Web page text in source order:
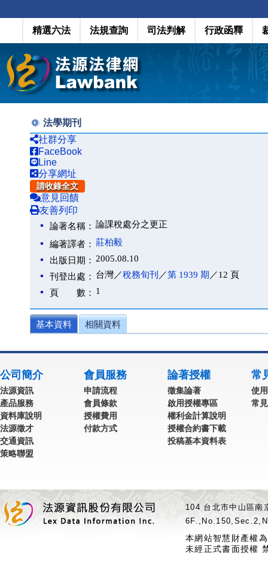
精選六法 法規查詢 司法判解 行政函釋
法學期刊
社群分享
FaceBook
Line
分享網址
請收錄全文
意見回饋
友善列印
論著名稱： 論課稅處分之更正
編著譯者： 莊柏毅
出版日期： 2005.08.10
刊登出處： 台灣／稅務旬刊 ／第 1939 期 ／12 頁
頁 數： 1
基本資料 相關資料
公司簡介
法源資訊
產品服務
資料庫說明
法源徵才
交通資訊
策略聯盟
會員服務
申請流程
會員條款
授權費用
付款方式
論著授權
徵集論著
啟用授權專區
權利金計算說明
授權合約書下載
投稿基本資料表
常
使
常
104 台北市中山區
本網站智慧財產權
未經正式書面授權